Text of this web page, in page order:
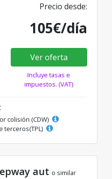
Precio desde:
105€/día
Ver oferta
Incluye tasas e
impuestos. (VAT)
colisión (CDW)
terceros(TPL)
aut o similar